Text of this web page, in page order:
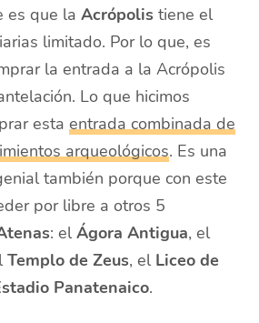
es que laAcrópolis tiene el
limitado. Por lo que, es
la entrada a la Acrópolis
Lo que hicimos
estaentrada combinada de
arqueológicos. Es una
también porque con este
por libre a otros 5
: elÁgora Antigua, el
Templo de Zeus, el Liceo de
Panatenaico.